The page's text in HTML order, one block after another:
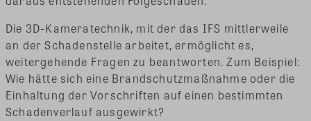
Die 3D-Kameratechnik, mit der das IFS mittlerweile
an der Schadenstelle arbeitet, ermöglicht es,
weitergehende Fragen zu beantworten. Zum Beispiel:
Wie hätte sich eine Brandschutzmaßnahme oder die
Einhaltung der Vorschriften auf einen bestimmten
Schadenverlauf ausgewirkt?